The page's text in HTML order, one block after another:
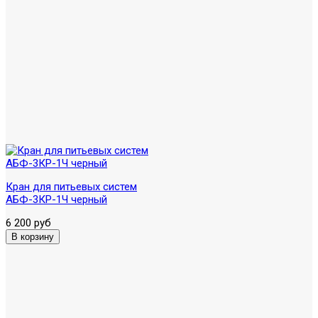
Кран для питьевых систем
АБФ-3КР-1Ч черный
6 200 руб